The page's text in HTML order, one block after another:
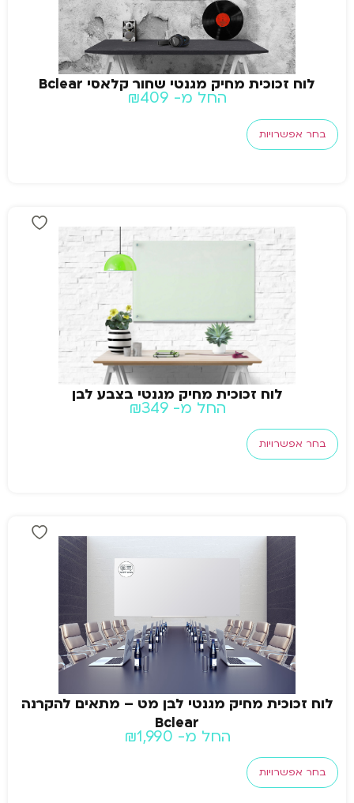
לוח זכוכית מחיק מגנטי שחור קלאסי Bclear
החל מ- ₪409
בחר אפשרויות
לוח זכוכית מחיק מגנטי בצבע לבן
החל מ- ₪349
בחר אפשרויות
לוח זכוכית מחיק מגנטי לבן מט – מתאים להקרנה
Bclear
החל מ- ₪1,990
בחר אפשרויות